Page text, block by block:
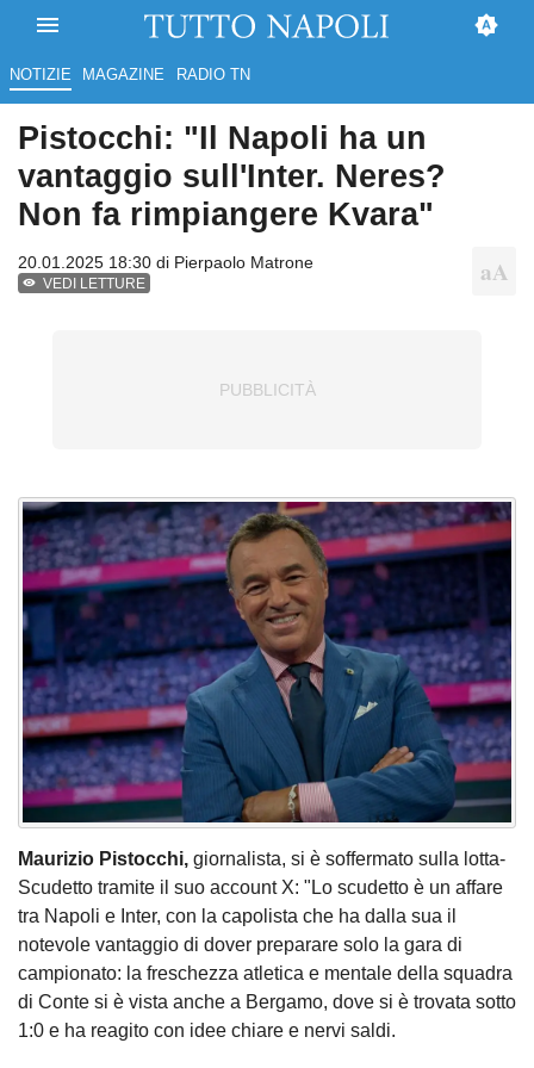
NOTIZIE MAGAZINE RADIO TN
Pistocchi: "Il Napoli ha un
vantaggio sull'Inter. Neres?
Non fa rimpiangere Kvara"
20.01.2025 18:30 di Pierpaolo Matrone
VEDI LETTURE
Maurizio Pistocchi, giornalista, si è soffermato sulla lotta-
Scudetto tramite il suo account X: "Lo scudetto è un affare
tra Napoli e Inter, con la capolista che ha dalla sua il
notevole vantaggio di dover preparare solo la gara di
campionato: la freschezza atletica e mentale della squadra
di Conte si è vista anche a Bergamo, dove si è trovata sotto
1:0 e ha reagito con idee chiare e nervi saldi.